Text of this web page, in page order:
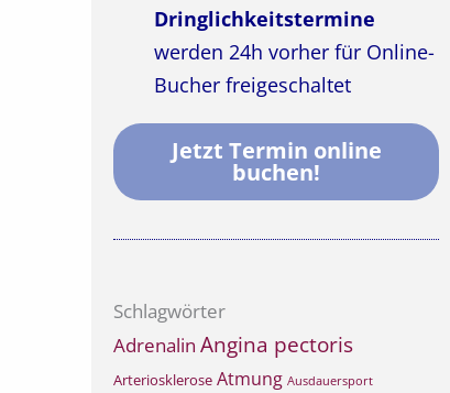
Dringlichkeitstermine
werden 24h vorher für Online-
Bucher freigeschaltet
Jetzt Termin online
buchen!
Schlagwörter
Adrenalin Angina pectoris
Arteriosklerose Atmung Ausdauersport